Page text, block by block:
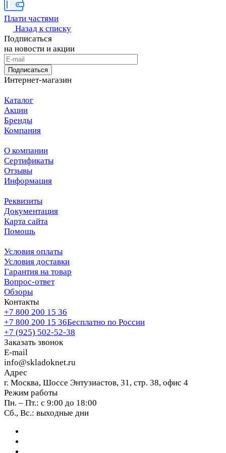
Плати частями
Назад к списку
Подписаться
на новости и акции
Подписаться
Интернет-магазин
Каталог
Акции
Бренды
Компания
О компании
Сертификаты
Отзывы
Информация
Реквизиты
Документация
Карта сайта
Помощь
Условия оплаты
Условия доставки
Гарантия на товар
Вопрос-ответ
Обзоры
Контакты
+7 800 200 15 36
+7 800 200 15 36Бесплатно по России
+7 (925) 502-52-38
Заказать звонок
E-mail
info@skladoknet.ru
Адрес
г. Москва, Шоссе Энтузиастов, 31, стр. 38, офис 4
Режим работы
Пн. – Пт.: с 9:00 до 18:00
Сб., Вс.: выходные дни